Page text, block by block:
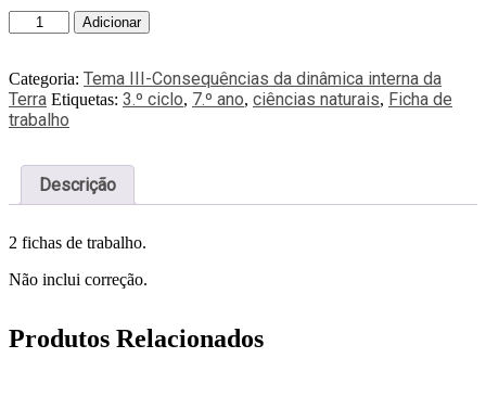
Adicionar
Categoria: Tema III-Consequências da dinâmica interna da
Terra Etiquetas: 3.º ciclo, 7.º ano, ciências naturais, Ficha de
trabalho
Descrição
2 fichas de trabalho.
Não inclui correção.
Produtos Relacionados